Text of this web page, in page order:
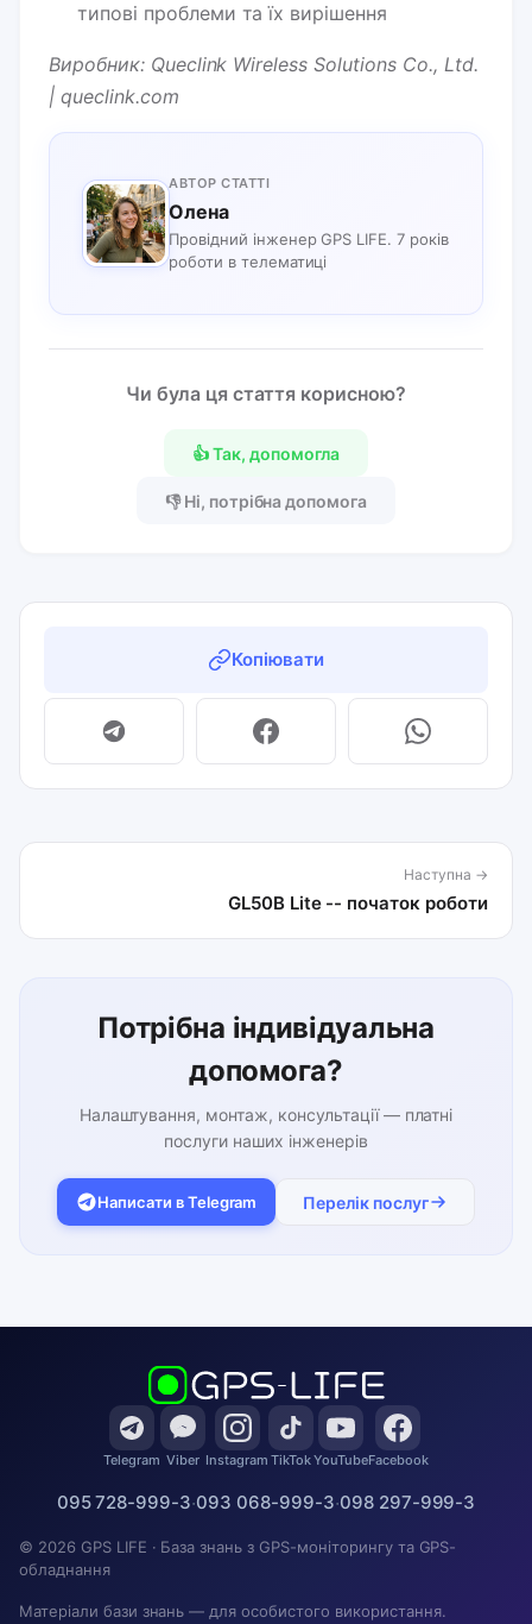
типові проблеми та їх вирішення
Виробник: Queclink Wireless Solutions Co., Ltd.
| queclink.com
АВТОР СТАТТІ
Олена
Провідний інженер GPS LIFE. 7 років
роботи в телематиці
Чи була ця стаття корисною?
👍 Так, допомогла
👎 Ні, потрібна допомога
Копіювати
Наступна →
GL50B Lite -- початок роботи
Потрібна індивідуальна
допомога?
Налаштування, монтаж, консультації — платні
послуги наших інженерів
Написати в Telegram Перелік послуг
Telegram Viber Instagram TikTokYouTubeFacebook
095 728-999-3·093 068-999-3·098 297-999-3
© 2026 GPS LIFE · База знань з GPS-моніторингу та GPS-
обладнання
Матеріали бази знань — для особистого використання.